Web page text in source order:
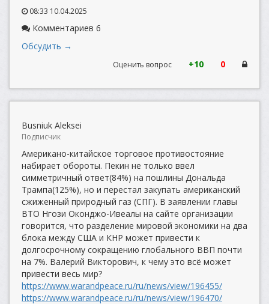
08:33 10.04.2025
Комментариев 6
Обсудить →
Оценить вопрос +10 0
Busniuk Aleksei
Подписчик
Американо-китайское торговое противостояние
набирает обороты. Пекин не только ввел
симметричный ответ(84%) на пошлины Дональда
Трампа(125%), но и перестал закупать американский
сжиженный природный газ (СПГ). В заявлении главы
ВТО Нгози Оконджо-Ивеалы на сайте организации
говорится, что разделение мировой экономики на два
блока между США и КНР может привести к
долгосрочному сокращению глобального ВВП почти
на 7%. Валерий Викторович, к чему это всё может
привести весь мир?
https://www.warandpeace.ru/ru/news/view/196455/
https://www.warandpeace.ru/ru/news/view/196470/